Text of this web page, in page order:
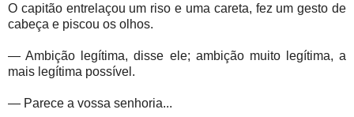
O capitão entrelaçou um riso e uma careta, fez um gesto de
cabeça e piscou os olhos.
— Ambição legítima, disse ele; ambição muito legítima, a
mais legítima possível.
— Parece a vossa senhoria...